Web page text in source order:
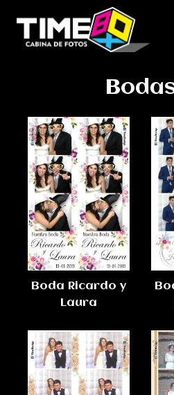
Boda Ricardo y
Laura